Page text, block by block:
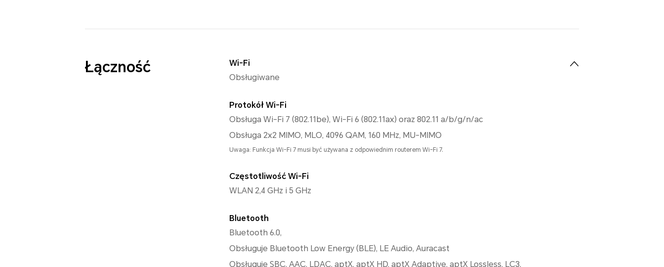
Łączność
Wi-Fi
Obsługiwane
Protokół Wi-Fi
Obsługa Wi-Fi 7 (802.11be), Wi-Fi 6 (802.11ax) oraz 802.11 a/b/g/n/ac
Obsługa 2x2 MIMO, MLO, 4096 QAM, 160 MHz, MU-MIMO
Uwaga: Funkcja Wi-Fi 7 musi być używana z odpowiednim routerem Wi-Fi 7.
Częstotliwość Wi-Fi
WLAN 2,4 GHz i 5 GHz
Bluetooth
Bluetooth 6.0,
Obsługuje Bluetooth Low Energy (BLE), LE Audio, Auracast
Obsługuje SBC, AAC, LDAC, aptX, aptX HD, aptX Adaptive, aptX Lossless, LC3,